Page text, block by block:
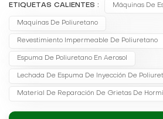
ETIQUETAS CALIENTES : Máquinas De
Maquinas De Poliuretano
Revestimiento Impermeable De Poliuretano
Espuma De Poliuretano En Aerosol
Lechada De Espuma De Inyección De
Material De Reparación De Grietas De